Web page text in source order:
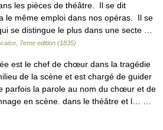
les pièces de théâtre. Il se dit
le même emploi dans nos opéras. Il se
se distingue le plus dans une secte …
7eme edition (1835)
est le chef de chœur dans la tragédie
de la scène et est chargé de guider
parfois la parole au nom du chœur et de
en scène. dans le théâtre et l… …